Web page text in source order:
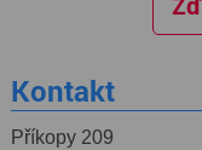
Kontakt